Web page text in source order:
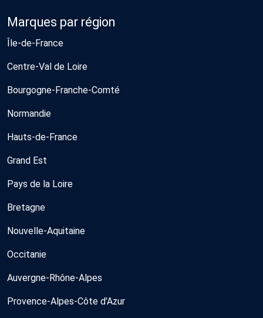
Marques par région
Île-de-France
Centre-Val de Loire
Bourgogne-Franche-Comté
Normandie
Hauts-de-France
Grand Est
Pays de la Loire
Bretagne
Nouvelle-Aquitaine
Occitanie
Auvergne-Rhône-Alpes
Provence-Alpes-Côte d'Azur